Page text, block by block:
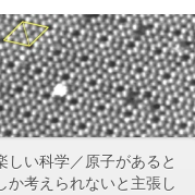
しい科学／原子があると
か考えられないと主張し